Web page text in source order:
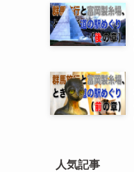
人気記事